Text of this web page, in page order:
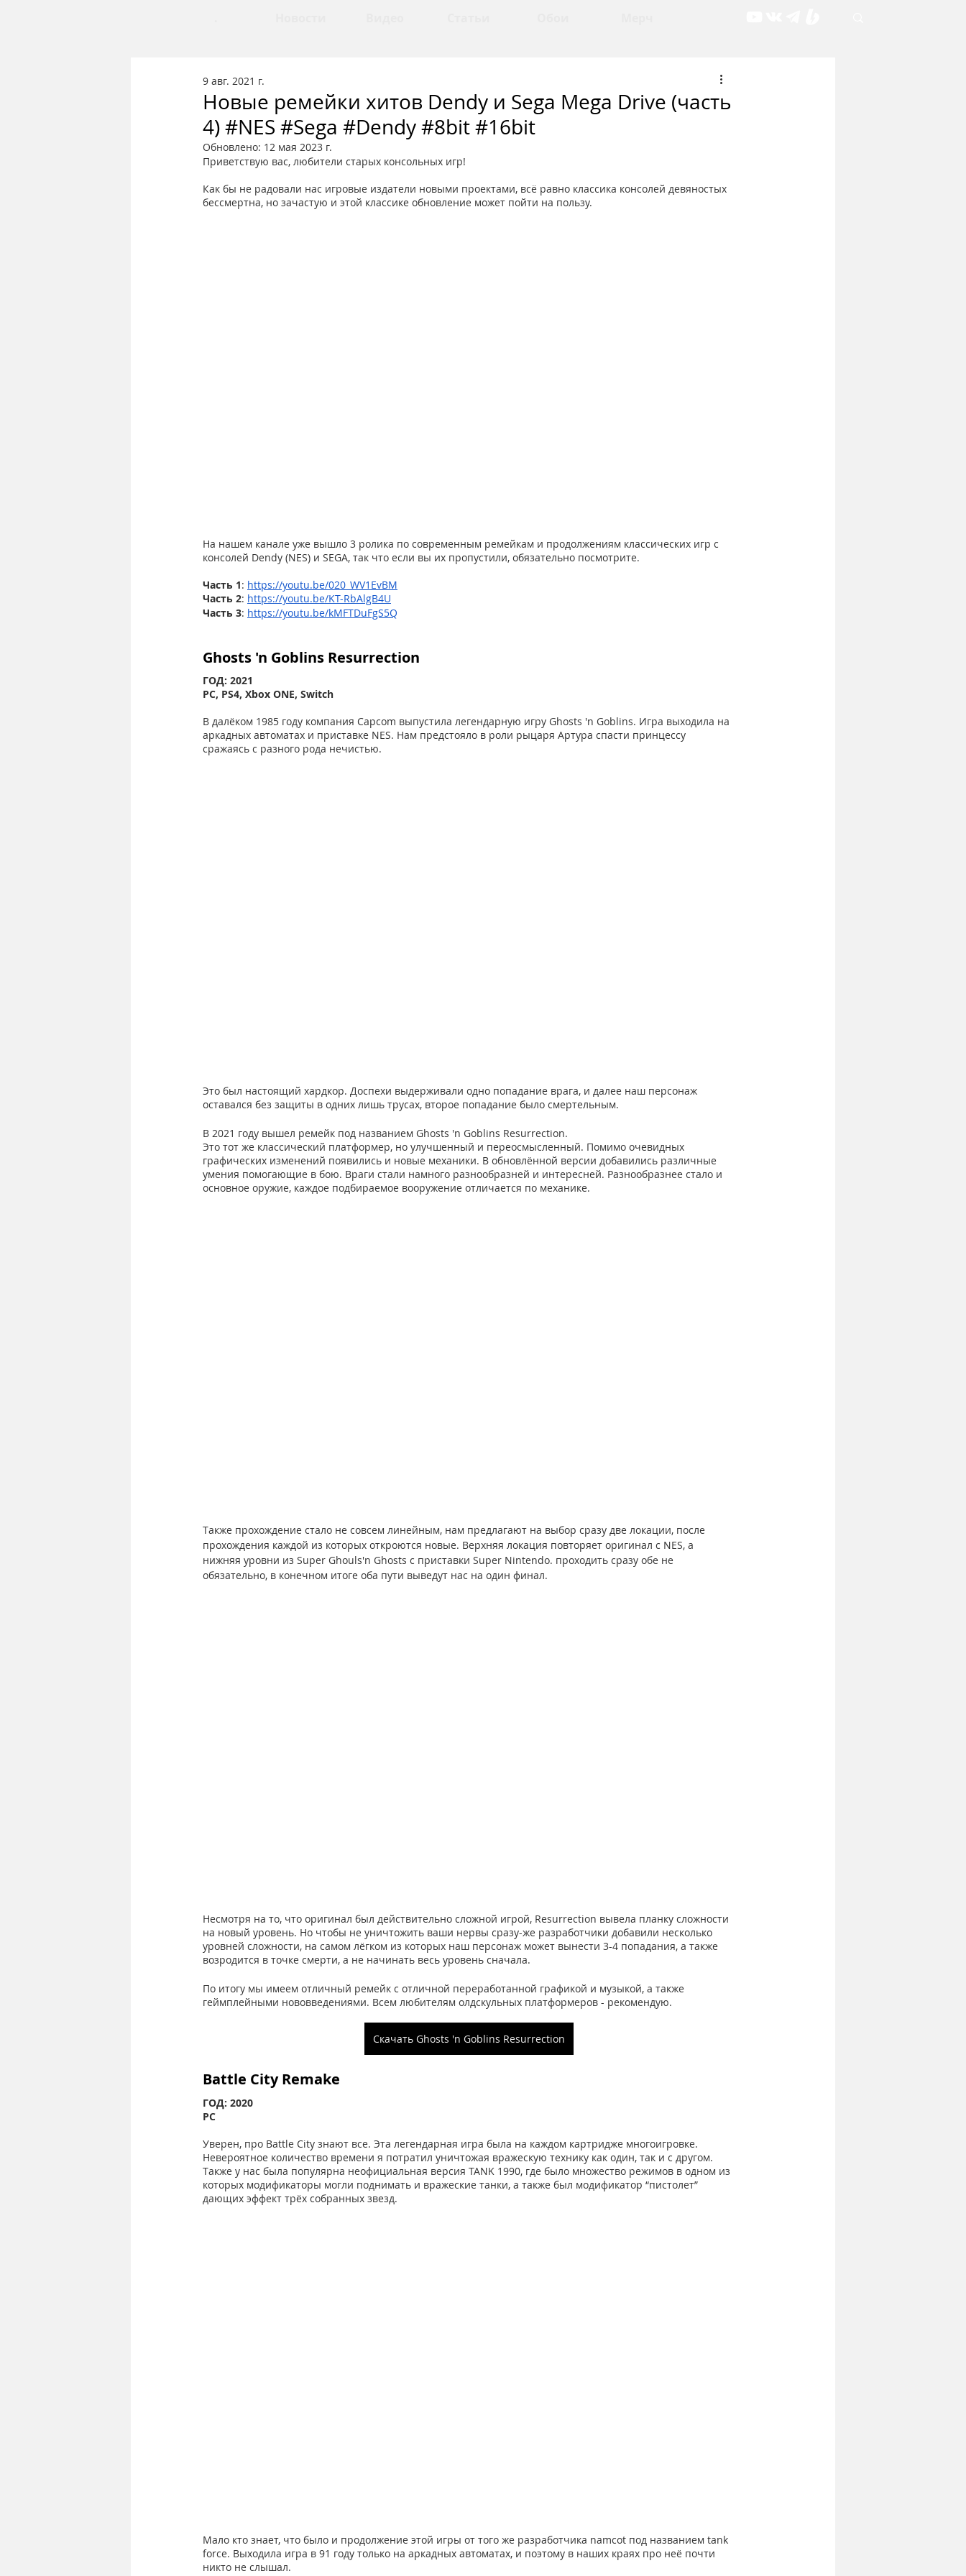
Новые ремейки хитов Dendy и Sega Mega Drive (часть
4) #NES #Sega #Dendy #8bit #16bit
9 авг. 2021 г.
Обновлено: 12 мая 2023 г.
Приветствую вас, любители старых консольных игр!
Как бы не радовали нас игровые издатели новыми проектами, всё равно классика консолей девяностых
бессмертна, но зачастую и этой классике обновление может пойти на пользу.
На нашем канале уже вышло 3 ролика по современным ремейкам и продолжениям класcических игр с
консолей Dendy (NES) и SEGA, так что если вы их пропустили, обязательно посмотрите.
Часть 1: https://youtu.be/020_WV1EvBM
Часть 2: https://youtu.be/KT-RbAlgB4U
Часть 3: https://youtu.be/kMFTDuFgS5Q
Ghosts 'n Goblins Resurrection
ГОД: 2021
PC, PS4, Xbox ONE, Switch
В далёком 1985 году компания Capcom выпустила легендарную игру Ghosts 'n Goblins. Игра выходила на
аркадных автоматах и приставке NES. Нам предстояло в роли рыцаря Артура спасти принцессу
сражаясь с разного рода нечистью.
Это был настоящий хардкор. Доспехи выдерживали одно попадание врага, и далее наш персонаж
оставался без защиты в одних лишь трусах, второе попадание было смертельным.
В 2021 году вышел ремейк под названием Ghosts 'n Goblins Resurrection.
Это тот же классический платформер, но улучшенный и переосмысленный. Помимо очевидных
графических изменений появились и новые механики. В обновлённой версии добавились различные
умения помогающие в бою. Враги стали намного разнообразней и интересней. Разнообразнее стало и
основное оружие, каждое подбираемое вооружение отличается по механике.
Также прохождение стало не совсем линейным, нам предлагают на выбор сразу две локации, после
прохождения каждой из которых откроются новые. Верхняя локация повторяет оригинал с NES, а
нижняя уровни из Super Ghouls'n Ghosts с приставки Super Nintendo. проходить сразу обе не
обязательно, в конечном итоге оба пути выведут нас на один финал.
Несмотря на то, что оригинал был действительно сложной игрой, Resurrection вывела планку сложности
на новый уровень. Но чтобы не уничтожить ваши нервы сразу-же разработчики добавили несколько
уровней сложности, на самом лёгком из которых наш персонаж может вынести 3-4 попадания, а также
возродится в точке смерти, а не начинать весь уровень сначала.
По итогу мы имеем отличный ремейк с отличной переработанной графикой и музыкой, а также
геймплейными нововведениями. Всем любителям олдскульных платформеров - рекомендую.
Скачать Ghosts 'n Goblins Resurrection
Battle City Remake
ГОД: 2020
PC
Уверен, про Battle City знают все. Эта легендарная игра была на каждом картридже многоигровке.
Невероятное количество времени я потратил уничтожая вражескую технику как один, так и с другом.
Также у нас была популярна неофициальная версия TANK 1990, где было множество режимов в одном из
которых модификаторы могли поднимать и вражеские танки, а также был модификатор “пистолет”
дающих эффект трёх собранных звезд.
Мало кто знает, что было и продолжение этой игры от того же разработчика namcot под названием tank
force. Выходила игра в 91 году только на аркадных автоматах, и поэтому в наших краях про неё почти
никто не слышал.